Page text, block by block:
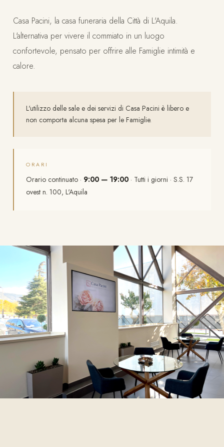
Casa Pacini, la casa funeraria della Città di L'Aquila.
L'alternativa per vivere il commiato in un luogo
confortevole, pensato per offrire alle Famiglie intimità e
calore.
L'utilizzo delle sale e dei servizi di Casa Pacini è libero e
non comporta alcuna spesa per le Famiglie.
ORARI
Orario continuato · 9:00 — 19:00 · Tutti i giorni · S.S. 17
ovest n. 100, L'Aquila